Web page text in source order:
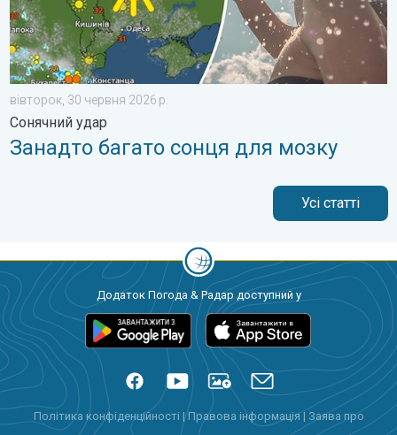
вівторок, 30 червня 2026 р.
Сонячний удар
Занадто багато сонця для мозку
Усі статті
Додаток Погода & Радар доступний у
Політика конфіденційності |Правова інформація| Заява про